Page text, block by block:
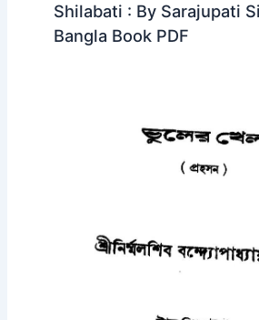
Shilabati : By Sarajupati
Bangla Book PDF